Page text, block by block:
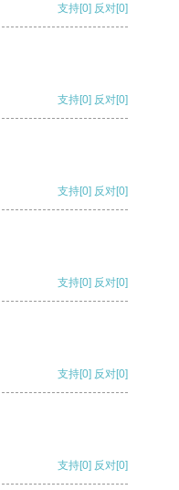
支持[0] 反对[0]
支持[0] 反对[0]
支持[0] 反对[0]
支持[0] 反对[0]
支持[0] 反对[0]
支持[0] 反对[0]